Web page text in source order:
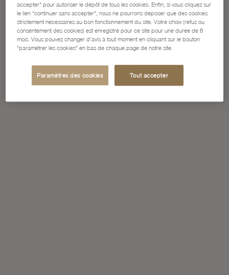
accepter" pour autoriser le dépôt de tous les cookies. Enfin, si vous cliquez sur
le lien "continuer sans accepter", nous ne pourrons déposer que des cookies
strictement nécessaires au bon fonctionnement du site. Votre choix (refus ou
consentement des cookies) est enregistré pour ce site pour une durée de 6
mois. Vous pouvez changer d'avis à tout moment en cliquant sur le bouton
"paramétrer les cookies" en bas de chaque page de notre site.
Paramètres des cookies Tout accepter